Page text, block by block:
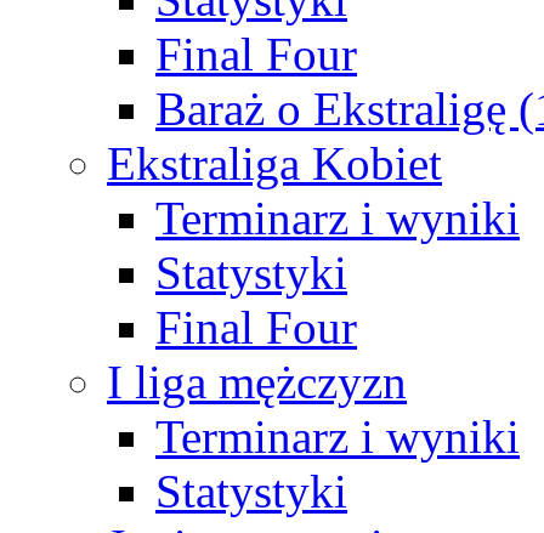
Final Four
Baraż o Ekstraligę
Ekstraliga Kobiet
Terminarz i wyniki
Statystyki
Final Four
I liga mężczyzn
Terminarz i wyniki
Statystyki